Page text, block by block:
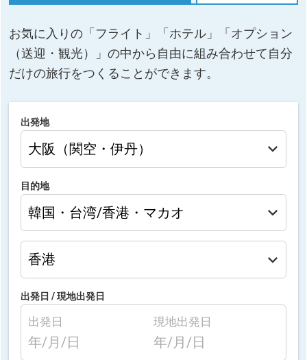
お気に入りの「フライト」「ホテル」「オプション
（送迎・観光）」の中から自由に組み合わせて自分
だけの旅行をつくることができます。
出発地
目的地
出発日 /現地出発日
出発日
年/月/日
現地出発日
年/月/日